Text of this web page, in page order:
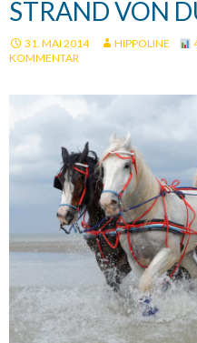
STRAND VON
31. MAI 2014 HIPPOLINE
KOMMENTAR